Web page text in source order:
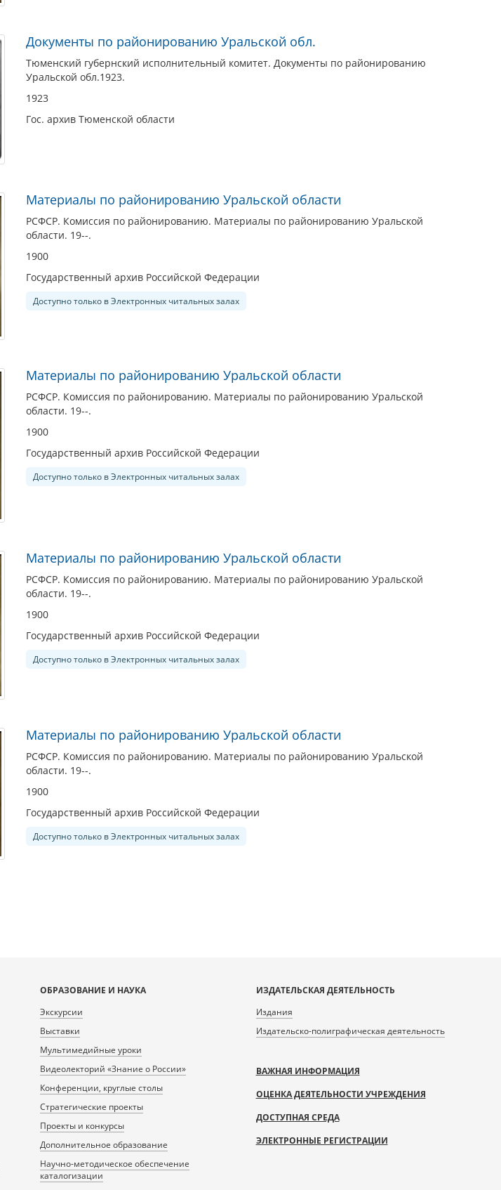
Документы по районированию Уральской обл.
Тюменский губернский исполнительный комитет. Документы по районированию
Уральской обл.1923.
1923
Гос. архив Тюменской области
Материалы по районированию Уральской области
РСФСР. Комиссия по районированию. Материалы по районированию Уральской
области. 19--.
1900
Государственный архив Российской Федерации
Доступно только в Электронных читальных залах
Материалы по районированию Уральской области
РСФСР. Комиссия по районированию. Материалы по районированию Уральской
области. 19--.
1900
Государственный архив Российской Федерации
Доступно только в Электронных читальных залах
Материалы по районированию Уральской области
РСФСР. Комиссия по районированию. Материалы по районированию Уральской
области. 19--.
1900
Государственный архив Российской Федерации
Доступно только в Электронных читальных залах
Материалы по районированию Уральской области
РСФСР. Комиссия по районированию. Материалы по районированию Уральской
области. 19--.
1900
Государственный архив Российской Федерации
Доступно только в Электронных читальных залах
ОБРАЗОВАНИЕ И НАУКА
Экскурсии
Выставки
Мультимедийные уроки
Видеолекторий «Знание о России»
Конференции, круглые столы
Стратегические проекты
Проекты и конкурсы
Дополнительное образование
Научно-методическое обеспечение
каталогизации
ИЗДАТЕЛЬСКАЯ ДЕЯТЕЛЬНОСТЬ
Издания
Издательско-полиграфическая деятельность
ВАЖНАЯ ИНФОРМАЦИЯ
ОЦЕНКА ДЕЯТЕЛЬНОСТИ УЧРЕЖДЕНИЯ
ДОСТУПНАЯ СРЕДА
ЭЛЕКТРОННЫЕ РЕГИСТРАЦИИ